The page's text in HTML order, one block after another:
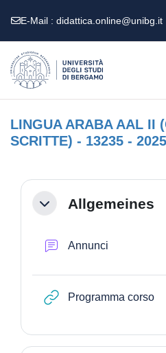
E-Mail : didattica.online@unibg.it
LINGUA ARABA AAL II
SCRITTE) - 13235 -
EinklappenAllgemeines
Annunci
Programma corso